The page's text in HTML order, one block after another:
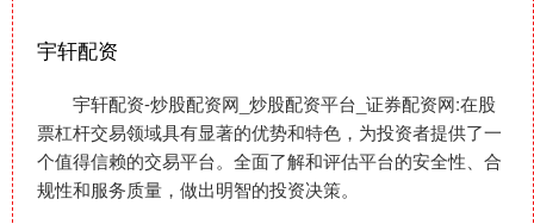
宇轩配资
宇轩配资-炒股配资网_炒股配资平台_证券配资网:在股
票杠杆交易领域具有显著的优势和特色，为投资者提供了一
个值得信赖的交易平台。全面了解和评估平台的安全性、合
规性和服务质量，做出明智的投资决策。